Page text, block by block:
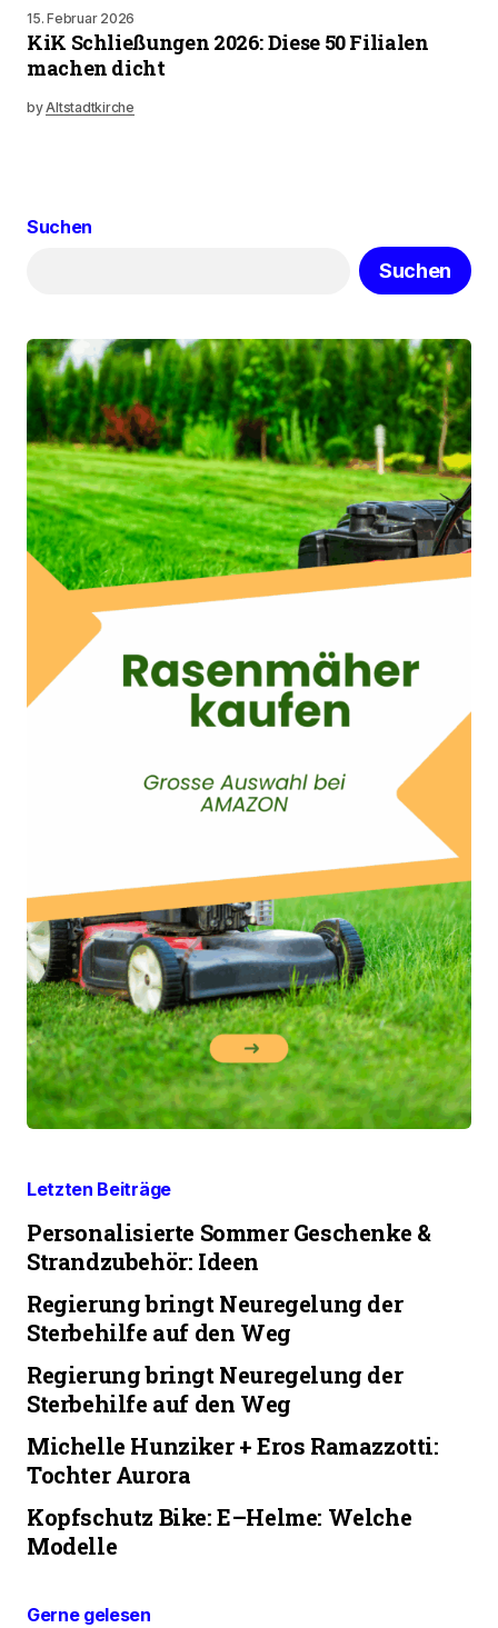
15. Februar 2026
KiK Schließungen 2026: Diese 50 Filialen
machen dicht
byAltstadtkirche
Suchen
Suchen
Letzten Beiträge
Personalisierte Sommer Geschenke &
Strandzubehör: Ideen
Regierung bringt Neuregelung der
Sterbehilfe auf den Weg
Regierung bringt Neuregelung der
Sterbehilfe auf den Weg
Michelle Hunziker + Eros Ramazzotti:
Tochter Aurora
Kopfschutz Bike: E–Helme: Welche
Modelle
Gerne gelesen